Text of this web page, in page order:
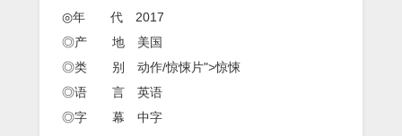
字
◎年 代 2017
◎产 地 美国
◎类 别 动作/惊悚片">惊悚
◎语 言 英语
◎字 幕 中字